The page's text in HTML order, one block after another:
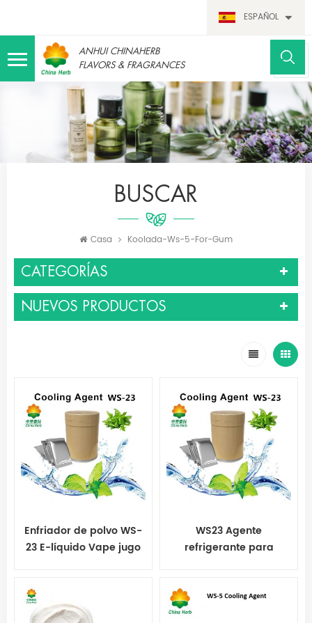
ESPAÑOL
ANHUI CHINAHERB
FLAVORS & FRAGRANCES
BUSCAR
Casa Koolada-Ws-5-For-Gum
CATEGORÍAS
NUEVOS PRODUCTOS
Enfriador de polvo WS-
23 E-líquido Vape jugo
WS23 Agente
refrigerante para
Koolada WS-23 para
goma de mascar